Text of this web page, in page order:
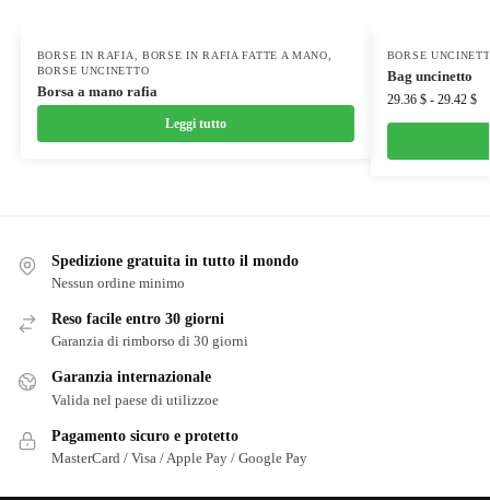
BORSE IN RAFIA BORSE IN RAFIA FATTE A MANO
BORSE UNCINETTO
Borsa a mano rafia
Leggi tutto
BORSE
Bag uncinetto
29.36 $ - 29.42 $
Spedizione gratuita in tutto il mondo
Nessun ordine minimo
Reso facile entro 30 giorni
Garanzia di rimborso di 30 giorni
Garanzia internazionale
Valida nel paese di utilizzoe
Pagamento sicuro e protetto
MasterCard / Visa / Apple Pay / Google Pay